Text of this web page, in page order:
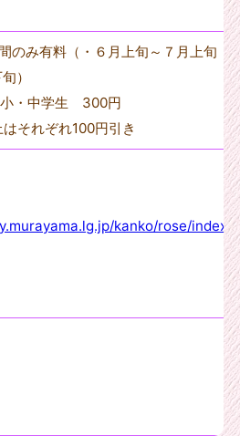
のみ有料（・６月上旬～７月上旬
）
・中学生 300円
それぞれ100円引き
kanko/rose/